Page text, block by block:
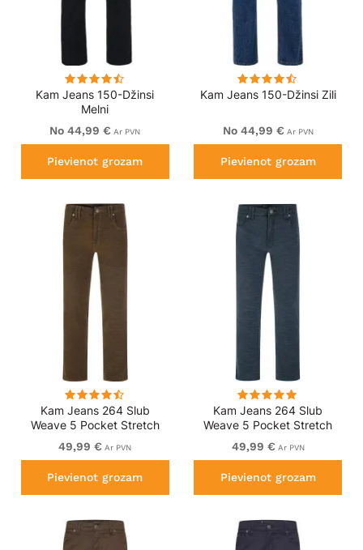
Kam Jeans 150-Džinsi
Melni
No 44,99 € Ar PVN
Pievienot grozam
Kam Jeans 150-Džinsi Zili
No 44,99 € Ar PVN
Pievienot grozam
Kam Jeans 264 Slub
Weave 5 Pocket Stretch
Pants Brown
49,99 € Ar PVN
Pievienot grozam
Kam Jeans 264 Slub
Weave 5 Pocket Stretch
Pants Smokey Blue
49,99 € Ar PVN
Pievienot grozam